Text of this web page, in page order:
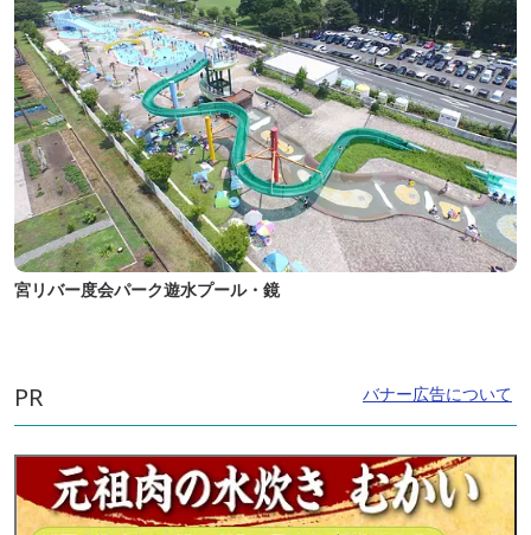
宮リバー度会パーク遊水プール・鏡
PR バナー広告について